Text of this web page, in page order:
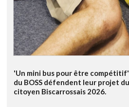
'Un mini bus pour être
du BOSS défendent leur projet
citoyen Biscarrossais 2026.